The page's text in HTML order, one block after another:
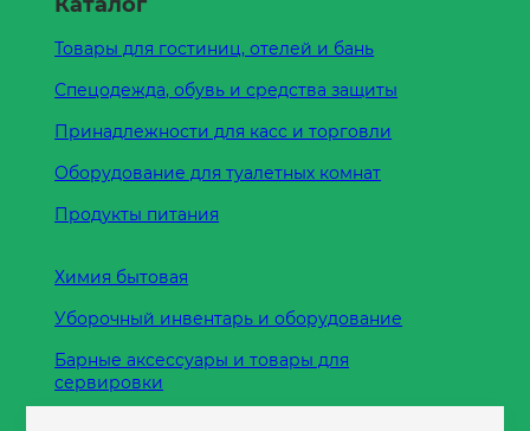
Товары для гостиниц, отелей и бань
Спецодежда, обувь и средства защиты
Принадлежности для касс и торговли
Оборудование для туалетных комнат
Продукты питания
Химия бытовая
Уборочный инвентарь и оборудование
Барные аксессуары и товары для
сервировки